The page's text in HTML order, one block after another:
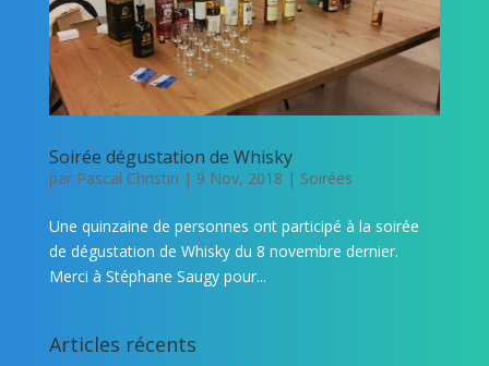
Soirée dégustation de Whisky
par Pascal Christin | 9 Nov, 2018 | Soirées
Une quinzaine de personnes ont participé à la soirée
de dégustation de Whisky du 8 novembre dernier.
Merci à Stéphane Saugy pour...
Articles récents